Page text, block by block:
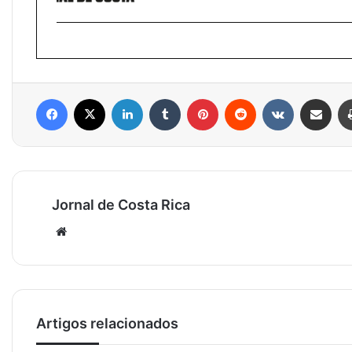
Facebook Linkedin Tumblr Pinterest Reddit Compartilhar via e-mail
Jornal de Costa Rica
Artigos relacionados